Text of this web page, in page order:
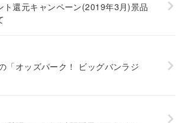
ト還元キャンペーン(2019年3月)景品
「オッズパーク！ ビッグバンラジ